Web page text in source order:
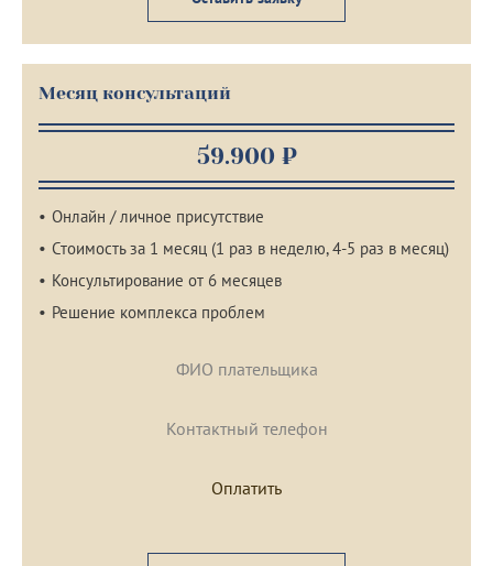
Месяц консультаций
59.900 ₽
Онлайн / личное присутствие
Стоимость за 1 месяц (1 раз в неделю, 4-5 раз в месяц)
Консультирование от 6 месяцев
Решение комплекса проблем